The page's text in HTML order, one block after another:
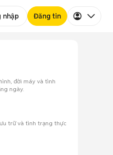
nhập Đăng tin
đời máy và tình
ngày.
trữ và tình trạng thực